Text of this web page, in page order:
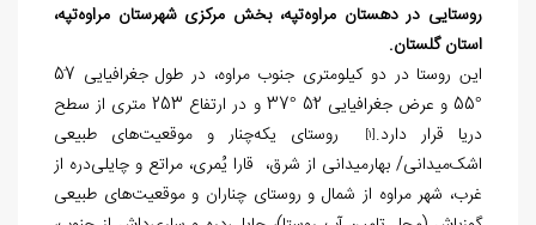
روستایی در دهستان مراوه‌تپه، بخش مرکزی شهرستان مراوه‌تپه،
استان گلستان.
این روستا در دو کیلومتری جنوب مراوه‌‌، در طول جغرافیایی 57َ
°55 و عرض جغرافیایی 52َ °37 و در ارتفاع 253 متری از سطح
دریا قرار دارد.[1]
روستای یکه‌چنار و موقعیت‌های طبیعی
اشک‌میدانی/ بهارمیدانی از شرق، قارا یُمری، مراتع و چایلی‌دره از
غرب، شهر مراوه از شمال و روستای چناران و موقعیت‌های طبیعی